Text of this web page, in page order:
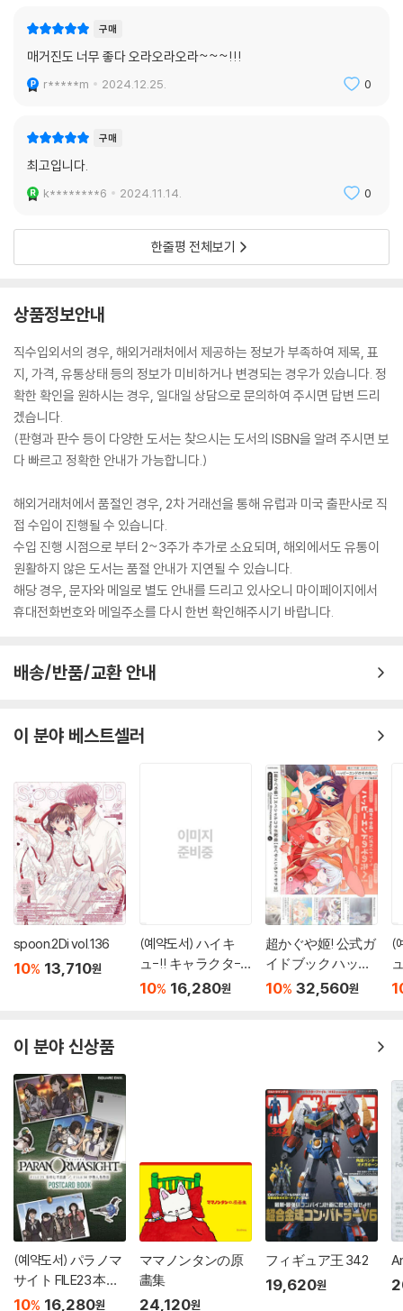
구매
매거진도 너무 좋다 오라오라오라~~~!!!
r*****m 2024.12.25. 0
구매
최고입니다.
k********6 2024.11.14. 0
한줄평 전체보기
상품정보안내
직수입외서의 경우, 해외거래처에서 제공하는 정보가 부족하여 제목, 표
지, 가격, 유통상태 등의 정보가 미비하거나 변경되는 경우가 있습니다. 정
확한 확인을 원하시는 경우, 일대일 상담으로 문의하여 주시면 답변 드리
겠습니다.
(판형과 판수 등이 다양한 도서는 찾으시는 도서의 ISBN을 알려 주시면 보
다 빠르고 정확한 안내가 가능합니다.)
해외거래처에서 품절인 경우, 2차 거래선을 통해 유럽과 미국 출판사로 직
접 수입이 진행될 수 있습니다.
수입 진행 시점으로 부터 2~3주가 추가로 소요되며, 해외에서도 유통이
원활하지 않은 도서는 품절 안내가 지연될 수 있습니다.
해당 경우, 문자와 메일로 별도 안내를 드리고 있사오니 마이페이지에서
휴대전화번호와 메일주소를 다시 한번 확인해주시기 바랍니다.
배송/반품/교환 안내
이 분야 베스트셀러
spoon.2Di vol.136
10% 13,710원
(예약도서) ハイキ
ュ-!! キャラクタ-
リミックス 絆
10% 16,280원
超かぐや姬! 公式ガ
イドブック ハッピ?
エンドのその先へ!
10% 32,560원
(
이 분야 신상품
(예약도서) パラノマ
サイト FILE23 本所
七不思議/FILE38 伊
10% 16,280원
ママノンタンの原
畵集
24,120원
フィギュア王 342
19,620원